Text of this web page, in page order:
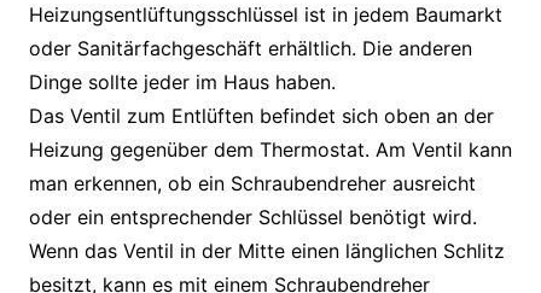
Heizungsentlüftungsschlüssel ist in jedem Baumarkt
oder Sanitärfachgeschäft erhältlich. Die anderen
Dinge sollte jeder im Haus haben.
Das Ventil zum Entlüften befindet sich oben an der
Heizung gegenüber dem Thermostat. Am Ventil kann
man erkennen, ob ein Schraubendreher ausreicht
oder ein entsprechender Schlüssel benötigt wird.
Wenn das Ventil in der Mitte einen länglichen Schlitz
besitzt, kann es mit einem Schraubendreher